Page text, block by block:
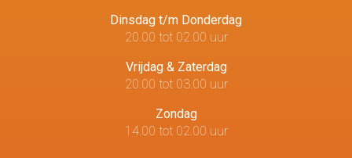
Dinsdag t/m Donderdag
20.00 tot 02.00 uur
Vrijdag & Zaterdag
20.00 tot 03.00 uur
Zondag
14.00 tot 02.00 uur